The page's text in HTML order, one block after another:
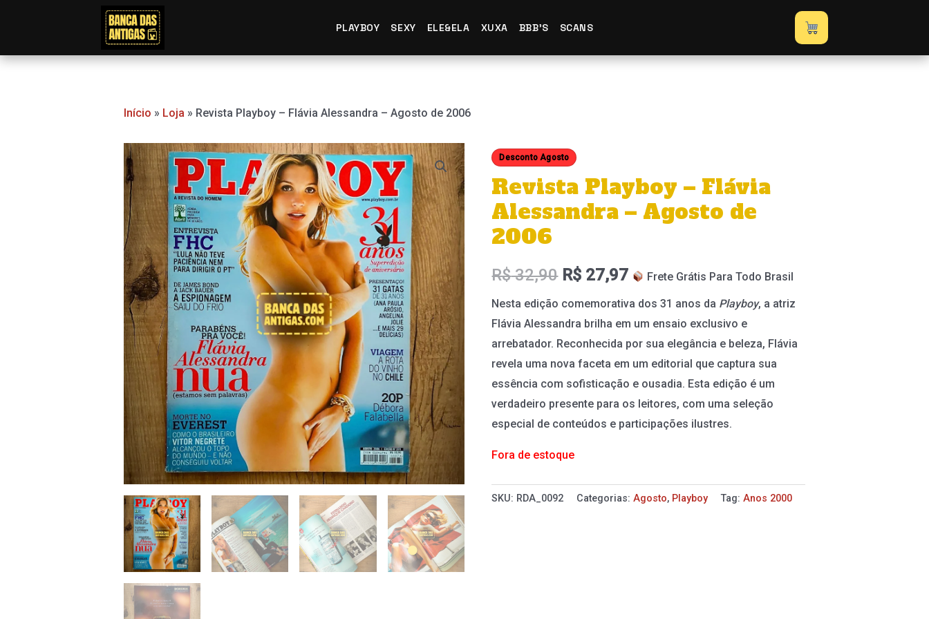
PLAYBOY SEXY ELE&ELA XUXA BBB'S SCANS
Início » Loja » Revista Playboy – Flávia Alessandra – Agosto de 2006
Desconto Agosto
Revista Playboy – Flávia
Alessandra – Agosto de
2006
R$32,90 R$ 27,97 Frete Grátis Para Todo Brasil
Nesta edição comemorativa dos 31 anos da Playboy, a atriz
Flávia Alessandra brilha em um ensaio exclusivo e
arrebatador. Reconhecida por sua elegância e beleza, Flávia
revela uma nova faceta em um editorial que captura sua
essência com sofisticação e ousadia. Esta edição é um
verdadeiro presente para os leitores, com uma seleção
especial de conteúdos e participações ilustres.
Fora de estoque
SKU: RDA_0092 Categorias:Agosto, Playboy Tag:Anos 2000